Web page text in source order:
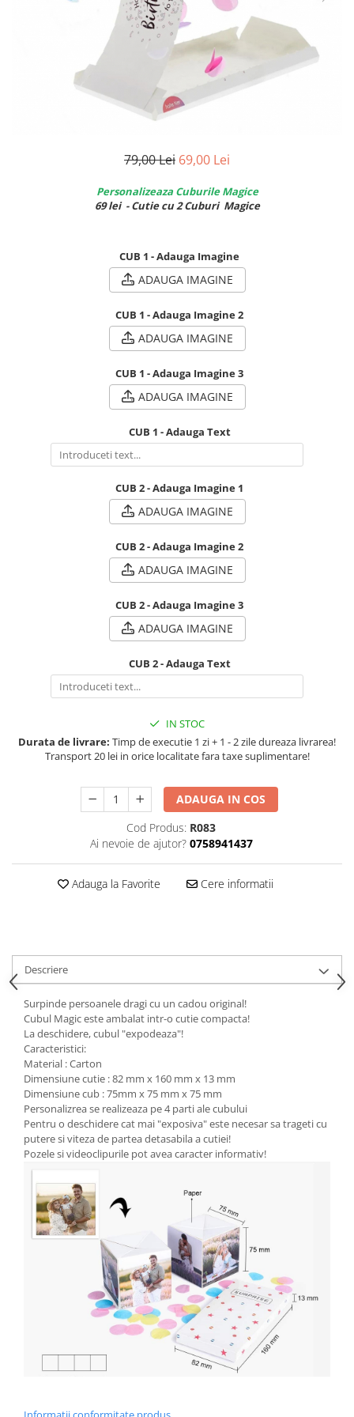
Calendare Personalizate
Ceas Personalizat
79,00 Lei 69,00 Lei
Personalizeaza Cuburile Magice
69 lei - Cutie cu 2 Cuburi Magice
CUB 1 - Adauga Imagine
ADAUGA IMAGINE
CUB 1 - Adauga Imagine 2
ADAUGA IMAGINE
CUB 1 - Adauga Imagine 3
ADAUGA IMAGINE
CUB 1 - Adauga Text
CUB 2 - Adauga Imagine 1
ADAUGA IMAGINE
CUB 2 - Adauga Imagine 2
ADAUGA IMAGINE
CUB 2 - Adauga Imagine 3
ADAUGA IMAGINE
CUB 2 - Adauga Text
IN STOC
Durata de livrare: Timp de executie 1 zi + 1 - 2 zile dureaza livrarea!
Transport 20 lei in orice localitate fara taxe suplimentare!
ADAUGA IN COS
Cod Produs: R083
Ai nevoie de ajutor? 0758941437
Adauga la Favorite Cere informatii
Descriere
Surpinde persoanele dragi cu un cadou original!
Cubul Magic este ambalat intr-o cutie compacta!
La deschidere, cubul "expodeaza"!
Caracteristici:
Material : Carton
Dimensiune cutie : 82 mm x 160 mm x 13 mm
Dimensiune cub : 75mm x 75 mm x 75 mm
Personalizrea se realizeaza pe 4 parti ale cubului
Pentru o deschidere cat mai "exposiva" este necesar sa trageti cu
putere si viteza de partea detasabila a cutiei!
Pozele si videoclipurile pot avea caracter informativ!